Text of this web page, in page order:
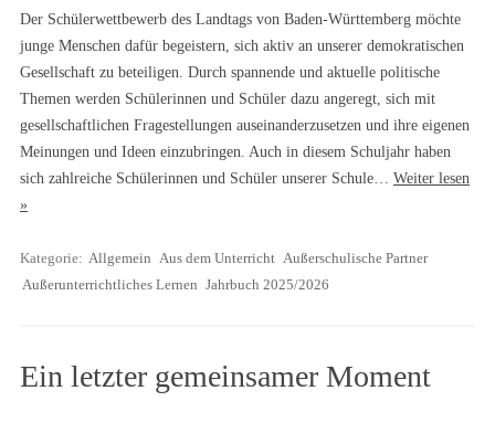
Der Schülerwettbewerb des Landtags von Baden-Württemberg möchte
junge Menschen dafür begeistern, sich aktiv an unserer demokratischen
Gesellschaft zu beteiligen. Durch spannende und aktuelle politische
Themen werden Schülerinnen und Schüler dazu angeregt, sich mit
gesellschaftlichen Fragestellungen auseinanderzusetzen und ihre eigenen
Meinungen und Ideen einzubringen. Auch in diesem Schuljahr haben
sich zahlreiche Schülerinnen und Schüler unserer Schule… Weiter lesen
»
Kategorie: Allgemein Aus dem Unterricht Außerschulische Partner
Außerunterrichtliches Lernen Jahrbuch 2025/2026
Ein letzter gemeinsamer Moment